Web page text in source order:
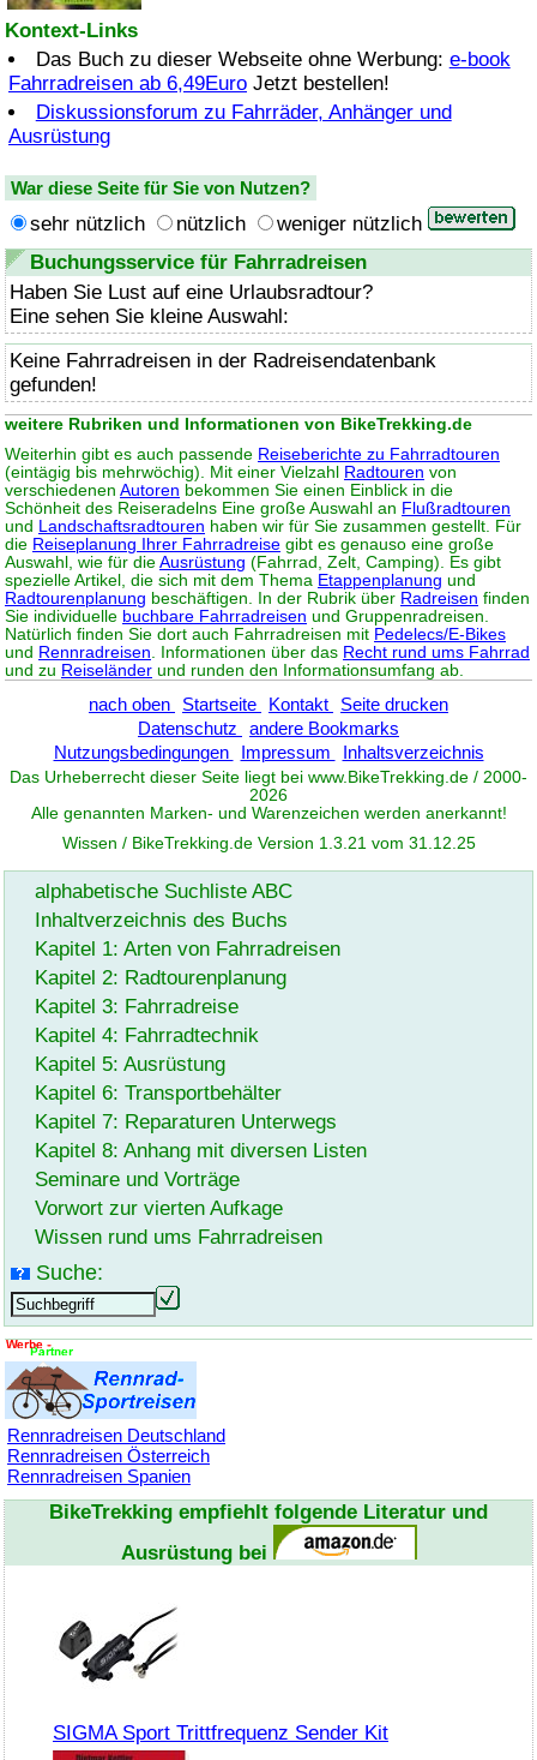
Kontext-Links
Das Buch zu dieser Webseite ohne Werbung: e-book
Fahrradreisen ab 6,49Euro Jetzt bestellen!
Diskussionsforum zu Fahrräder, Anhänger und
Ausrüstung
War diese Seite für Sie von Nutzen?
sehr nützlich nützlich
weniger nützlich
Buchungsservice für Fahrradreisen
Haben Sie Lust auf eine Urlaubsradtour?
Eine sehen Sie kleine Auswahl:
Keine Fahrradreisen in der Radreisendatenbank
gefunden!
weitere Rubriken und Informationen von BikeTrekking.de
Weiterhin gibt es auch passende Reiseberichte zu Fahrradtouren
(eintägig bis mehrwöchig). Mit einer Vielzahl
Radtouren von
verschiedenen Autoren bekommen Sie einen Einblick in die
Schönheit des Reiseradelns Eine große Auswahl an Flußradtouren
und Landschaftsradtouren haben wir für Sie zusammen gestellt. Für
die Reiseplanung Ihrer Fahrradreise gibt es genauso eine große
Auswahl, wie für die Ausrüstung (Fahrrad, Zelt, Camping). Es gibt
spezielle Artikel, die sich mit dem Thema Etappenplanung und
Radtourenplanung beschäftigen. In der Rubrik über Radreisen finden
Sie individuelle buchbare Fahrradreisen und Gruppenradreisen.
Natürlich finden Sie dort auch Fahrradreisen mit Pedelecs/E-Bikes
und Rennradreisen. Informationen über das Recht rund ums Fahrrad
und zu Reiseländer und runden den Informationsumfang ab.
nach oben Startseite Kontakt
Seite drucken
Datenschutz
andere Bookmarks
Nutzungsbedingungen
Impressum Inhaltsverzeichnis
Das Urheberrecht dieser Seite liegt bei www. BikeTrekking.de / 2000-
2026
Alle genannten Marken- und Warenzeichen werden anerkannt!
Wissen / BikeTrekking.de Version 1.3.21 vom 31.12.25
alphabetische Suchliste ABC
Inhaltverzeichnis des Buchs
Kapitel 1: Arten von Fahrradreisen
Kapitel 2: Radtourenplanung
Kapitel 3: Fahrradreise
Kapitel 4: Fahrradtechnik
Kapitel 5: Ausrüstung
Kapitel 6: Transportbehälter
Kapitel 7: Reparaturen Unterwegs
Kapitel 8: Anhang mit diversen Listen
Seminare und Vorträge
Vorwort zur vierten Aufkage
Wissen rund ums Fahrradreisen
Suche:
Rennradreisen Deutschland
Rennradreisen Österreich
Rennradreisen Spanien
BikeTrekking empfiehlt folgende Literatur und
Ausrüstung bei
SIGMA Sport Trittfrequenz Sender Kit